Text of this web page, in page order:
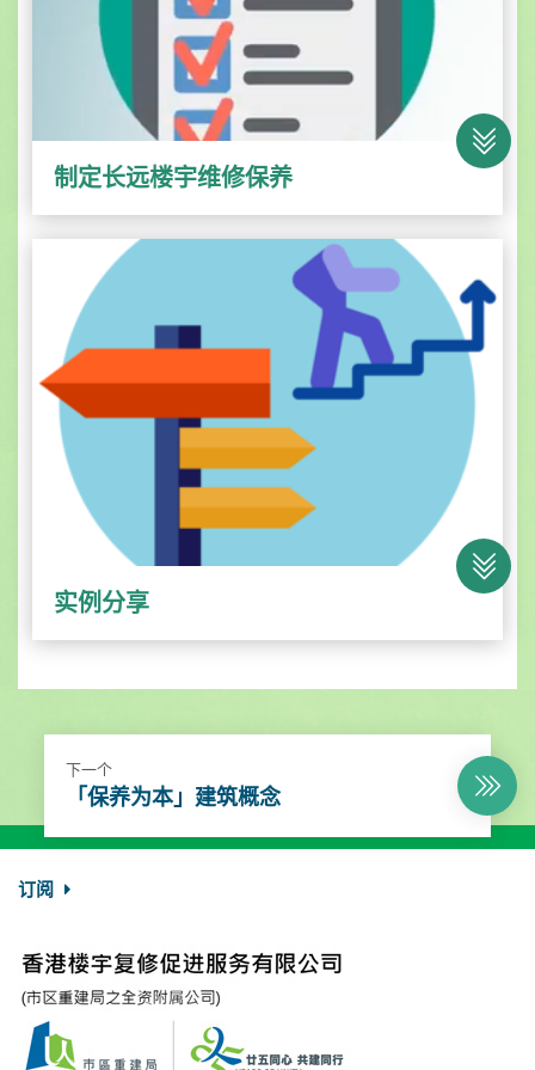
制定长远楼宇维修保养
实例分享
下一个
「保养为本」建筑概念
订阅